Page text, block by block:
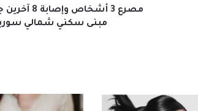
مصرع 3 أشخاص
مبنى سكني شمالي